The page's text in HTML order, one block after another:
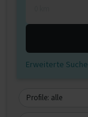
Erweiterte Suche
Profile: alle